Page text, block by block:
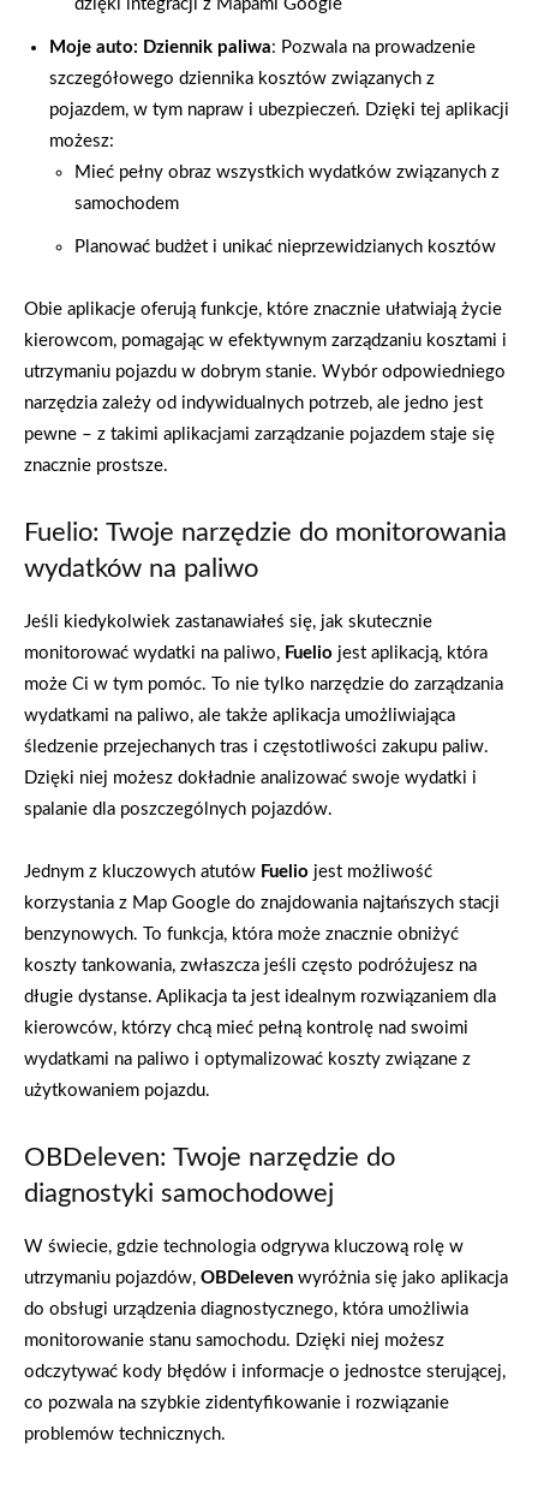
dzięki integracji z Mapami Google
Moje auto: Dziennik paliwa: Pozwala na prowadzenie
szczegółowego dziennika kosztów związanych z
pojazdem, w tym napraw i ubezpieczeń. Dzięki tej aplikacji
możesz:
Mieć pełny obraz wszystkich wydatków związanych z
samochodem
Planować budżet i unikać nieprzewidzianych kosztów
Obie aplikacje oferują funkcje, które znacznie ułatwiają życie
kierowcom, pomagając w efektywnym zarządzaniu kosztami i
utrzymaniu pojazdu w dobrym stanie. Wybór odpowiedniego
narzędzia zależy od indywidualnych potrzeb, ale jedno jest
pewne – z takimi aplikacjami zarządzanie pojazdem staje się
znacznie prostsze.
Fuelio: Twoje narzędzie do monitorowania
wydatków na paliwo
Jeśli kiedykolwiek zastanawiałeś się, jak skutecznie
monitorować wydatki na paliwo, Fuelio jest aplikacją, która
może Ci w tym pomóc. To nie tylko narzędzie do zarządzania
wydatkami na paliwo, ale także aplikacja umożliwiająca
śledzenie przejechanych tras i częstotliwości zakupu paliw.
Dzięki niej możesz dokładnie analizować swoje wydatki i
spalanie dla poszczególnych pojazdów.
Jednym z kluczowych atutów Fuelio jest możliwość
korzystania z Map Google do znajdowania najtańszych stacji
benzynowych. To funkcja, która może znacznie obniżyć
koszty tankowania, zwłaszcza jeśli często podróżujesz na
długie dystanse. Aplikacja ta jest idealnym rozwiązaniem dla
kierowców, którzy chcą mieć pełną kontrolę nad swoimi
wydatkami na paliwo i optymalizować koszty związane z
użytkowaniem pojazdu.
OBDeleven: Twoje narzędzie do
diagnostyki samochodowej
W świecie, gdzie technologia odgrywa kluczową rolę w
utrzymaniu pojazdów, OBDeleven wyróżnia się jako aplikacja
do obsługi urządzenia diagnostycznego, która umożliwia
monitorowanie stanu samochodu. Dzięki niej możesz
odczytywać kody błędów i informacje o jednostce sterującej,
co pozwala na szybkie zidentyfikowanie i rozwiązanie
problemów technicznych.